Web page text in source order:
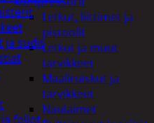
Letkut, liittimet ja
pistoolit
Letkut ja muut
tarvikkeet
Maaliruiskut ja
tarvikkeet
Naulaimet
ja sudit
foliot